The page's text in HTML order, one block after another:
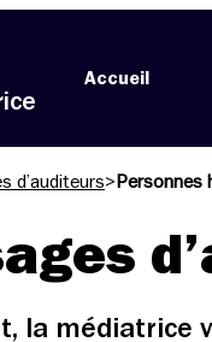
Accueil
d’auditeurs> Personnes
la médiatrice